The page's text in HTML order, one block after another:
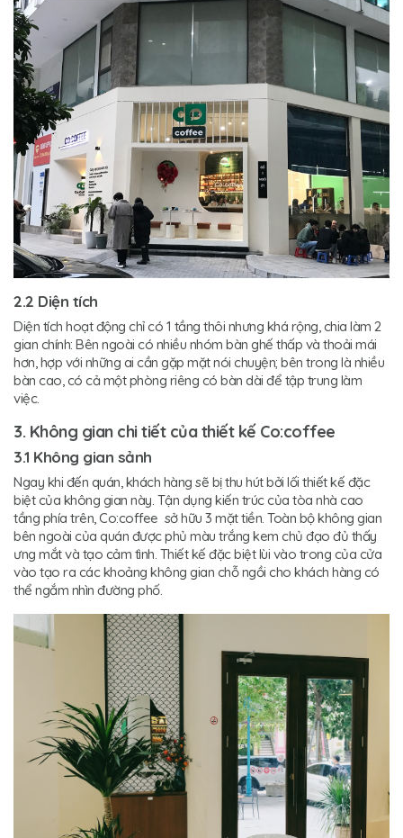
2.2 Diện tích
Diện tích hoạt động chỉ có 1 tầng thôi nhưng khá rộng, chia làm 2
gian chính: Bên ngoài có nhiều nhóm bàn ghế thấp và thoải mái
hơn, hợp với những ai cần gặp mặt nói chuyện; bên trong là nhiều
bàn cao, có cả một phòng riêng có bàn dài để tập trung làm
việc.
3. Không gian chi tiết của thiết kế Co:coffee
3.1 Không gian sảnh
Ngay khi đến quán, khách hàng sẽ bị thu hút bởi lối thiết kế đặc
biệt của không gian này. Tận dụng kiến trúc của tòa nhà cao
tầng phía trên, Co:coffee sở hữu 3 mặt tiền. Toàn bộ không gian
bên ngoài của quán được phủ màu trắng kem chủ đạo đủ thấy
ưng mắt và tạo cảm tình. Thiết kế đặc biệt lùi vào trong của cửa
vào tạo ra các khoảng không gian chỗ ngồi cho khách hàng có
thể ngắm nhìn đường phố.